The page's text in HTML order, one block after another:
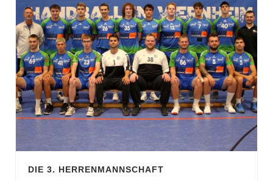
DIE 3. HERRENMANNSCHAFT